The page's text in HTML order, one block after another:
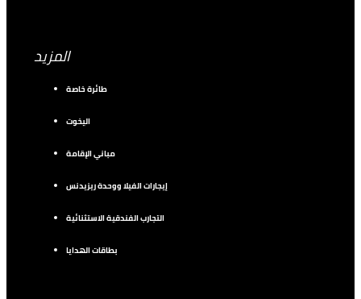
المزيد
طائرة خاصة
اليخوت
مباني الإقامة
إيجارات الفيلا ووحدة ريزيدنس
التجارب الفندقية الاستثنائية
بطاقات الهدايا